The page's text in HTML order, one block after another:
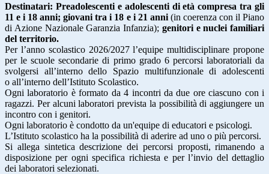
Destinatari: Preadolescenti e adolescenti di età compresa tra gli
11 e i 18 anni; giovani tra i 18 e i 21 anni (in coerenza con il Piano
di Azione Nazionale Garanzia Infanzia); genitori e nuclei familiari
del territorio.
Per l’anno scolastico 2026/2027 l’equipe multidisciplinare propone
per le scuole secondarie di primo grado 6 percorsi laboratoriali da
svolgersi all’interno dello Spazio multifunzionale di adolescenti
o all’interno dell’Istituto Scolastico.
Ogni laboratorio è formato da 4 incontri da due ore ciascuno con i
ragazzi. Per alcuni laboratori prevista la possibilità di aggiungere un
incontro con i genitori.
Ogni laboratorio è condotto da un'equipe di educatori e psicologi.
L’Istituto scolastico ha la possibilità di aderire ad uno o più percorsi.
Si allega sintetica descrizione dei percorsi proposti, rimanendo a
disposizione per ogni specifica richiesta e per l’invio del dettaglio
dei laboratori selezionati.